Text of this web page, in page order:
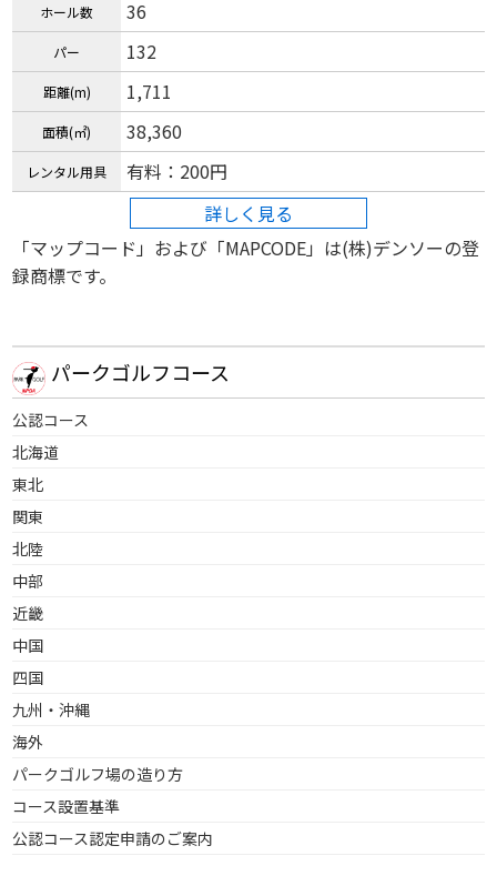
パークゴルフコース
公認コース
北海道
東北
関東
北陸
中部
近畿
中国
四国
九州・沖縄
海外
パークゴルフ場の造り方
コース設置基準
公認コース認定申請のご案内
ホール数 36
パー 132
距離(m) 1,711
面積(㎡) 38,360
レンタル用具
有料：200円
詳しく見る
「マップコード」および「MAPCODE」は(株)デンソーの登
録商標です。